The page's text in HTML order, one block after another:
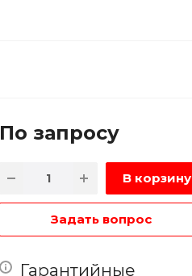
По запросу
В корзину
Задать вопрос
Гарантийные